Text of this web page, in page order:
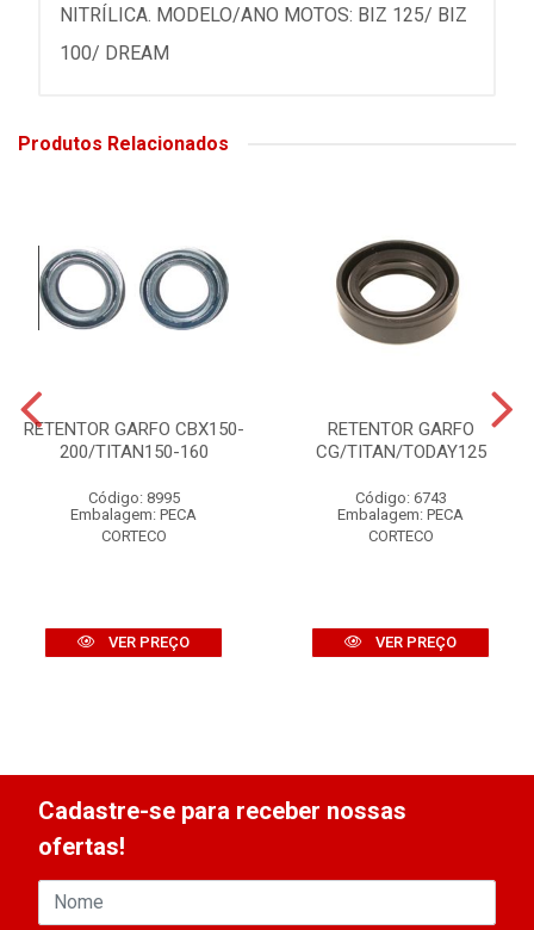
NITRÍLICA. MODELO/ANO MOTOS: BIZ 125/ BIZ
100/ DREAM
Produtos Relacionados
RETENTOR GARFO CBX150-
200/TITAN150-160
Código: 8995
Embalagem: PECA
CORTECO
VER PREÇO
RETENTOR GARFO
CG/TITAN/TODAY125
Código: 6743
Embalagem: PECA
CORTECO
VER PREÇO
Cadastre-se para receber nossas
ofertas!